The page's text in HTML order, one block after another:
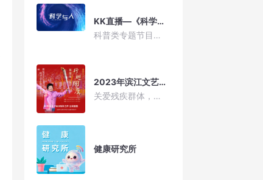
KK直播—《科学与人》
科普类专题节目。是一个利用网络广播向公众普及科学知识、倡导科学方法、传播科学思想、弘扬科学精神的宣传阵地，以科学严谨的方法来分析社会共同关注的热点问题和现象、揭秘事物本来面目、培植公众的科学意识和态度的一块科学园地，也向公众打开了一扇科普的窗口。节目将将持续关注身边的人，身边的事，用专家访谈、科普沙龙、热线答疑、现身说法等多种形式，突出反邪教本质，让听众认清邪教邪恶本质，远离邪教，抵御邪教。
2023年滨江文艺精品扶持项目|广播剧《折翅翔鹰——郑雄鹰》
关爱残疾群体，传递无声关爱 全球共有6.5亿残疾人，约占世界总人口的10%，其中80%分布在发展中国家。多年来，在国际社会的努力下，世界各地在保障残疾人权利和建立无障碍社会方面取得了一定进展。但由于造成残疾人边缘化的环境、社会和法律障碍依然存在，残疾人在就业、教育和医疗等方面的权利依然受到不同程度的限制。因此，我们要呼吁世界各国及国际组织积极开展活动，增进人们对残疾人的理解和尊重，改善残疾人的生活状况，使他们享有参与社会的平等机会。
健康研究所